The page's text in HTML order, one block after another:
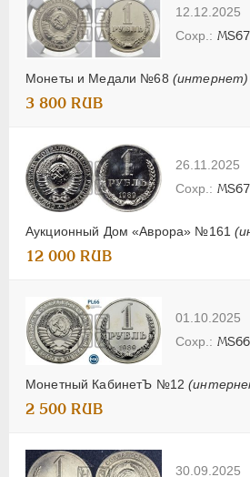
12.12.2025
Монеты и Медали №68 (интернет)
3 800 RUB
26.11.2025
Аукционный Дом «Аврора» №161
12 000 RUB
01.10.2025
Монетный КабинетЪ №12
MS66
2 500 RUB
30.09.2025